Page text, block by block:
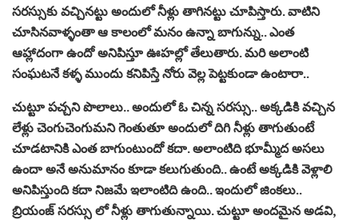
సరస్సుకు వచ్చినట్టు అందులో నీళ్లు తాగినట్టు చూపిస్తారు. వాటిని
చూసినవాళ్ళంతా ఆ కాలంలో మనం ఉన్నా బాగున్ను.. ఎంత
ఆహ్లాదంగా ఉందో అనిపిస్తూ ఊహల్లో తేలుతారు. మరి అలాంటి
సంఘటనే కళ్ళ ముందు కనిపిస్తే నోరు వెల్ల పెట్టకుండా ఉంటారా..
చుట్టూ పచ్చని పొలాలు.. అందులో ఓ చిన్న సరస్సు.. అక్కడికి వచ్చిన
లేళ్లు చెంగుచెంగుమని గెంతుతూ అందులో దిగి నీళ్లు తాగుతుంటే
చూడటానికి ఎంత బాగుంటుందో కదా. అలాంటిది భూమ్మీద అసలు
ఉందా అనే అనుమానం కూడా కలుగుతుంది.. ఉంటే అక్కడికి వెళ్లాలి
అనిపిస్తుంది కదా నిజమే ఇలాంటిది ఉంది.. ఇందులో జింకలు..
బ్రియంజ్ సరస్సు లో నీళ్లు తాగుతున్నాయి. చుట్టూ అందమైన అడవి,